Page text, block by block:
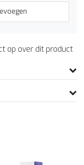
op over dit product